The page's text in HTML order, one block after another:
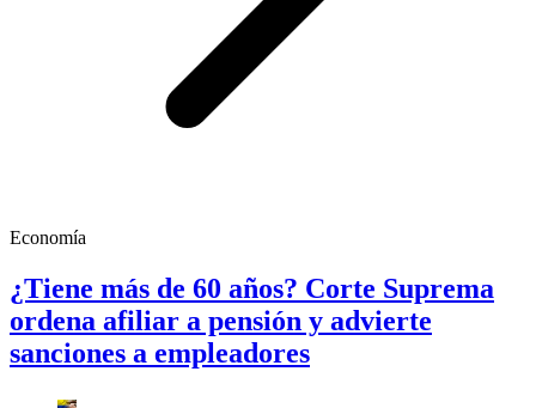
Economía
¿Tiene más de 60 años? Corte Suprema
ordena afiliar a pensión y advierte
sanciones a empleadores